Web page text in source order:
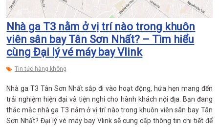
Nhà ga T3 nằm ở vị trí nào trong khuôn
viên sân bay Tân Sơn Nhất? – Tìm hiểu
cùng Đại lý vé máy bay Vlink
Tin tức hàng không
Nhà ga T3 Tân Sơn Nhất sắp đi vào hoạt động, hứa hẹn mang đến
trải nghiệm hiện đại và tiện nghi cho hành khách nội địa. Bạn đang
thắc mắc nhà ga T3 nằm ở vị trí nào trong khuôn viên sân bay Tân
Sơn Nhất? Đại lý vé máy bay Vlink sẽ cung cấp thông tin chi tiết để